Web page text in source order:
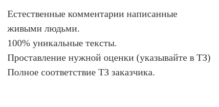
Естественные комментарии написанные
живыми людьми.
100% уникальные тексты.
Проставление нужной оценки (указывайте в ТЗ)
Полное соответствие ТЗ заказчика.